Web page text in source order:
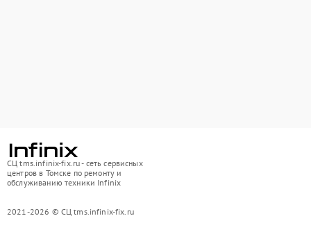
СЦ tms.infinix-fix.ru - сеть сервисных
центров в Томске по ремонту и
обслуживанию техники Infinix
2021-2026 © СЦ tms.infinix-fix.ru